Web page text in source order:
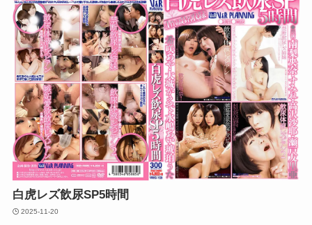
白虎レズ飲尿SP5時間
2025-11-20